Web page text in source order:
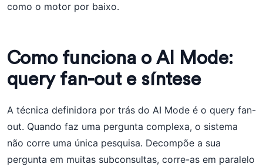
como o motor por baixo.
Como funciona o AI Mode:
query fan-out e síntese
A técnica definidora por trás do AI Mode é o query fan-
out. Quando faz uma pergunta complexa, o sistema
não corre uma única pesquisa. Decompõe a sua
pergunta em muitas subconsultas, corre-as em paralelo